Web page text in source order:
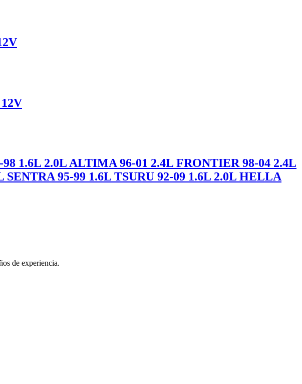
1.6L 2.0L ALTIMA 96-01 2.4L FRONTIER 98-04 2.4L
95-99 1.6L TSURU 92-09 1.6L 2.0L HELLA
de experiencia.